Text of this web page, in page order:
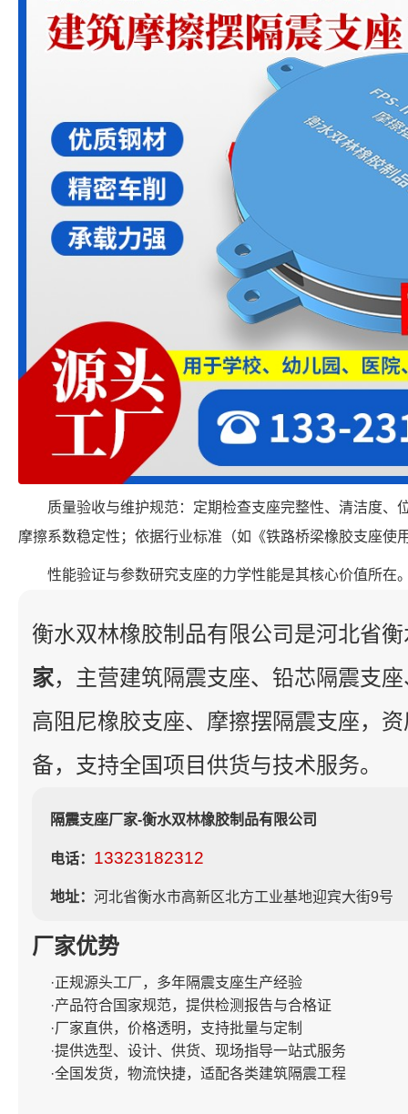
质量验收与维护规范：定期检查支座完整性、清洁度、
摩擦系数稳定性；依据行业标准（如《铁路桥梁橡胶支座使
性能验证与参数研究支座的力学性能是其核心价值所在
衡水双林橡胶制品有限公司是河北省
家，主营建筑隔震支座、铅芯隔震支
高阻尼橡胶支座、摩擦摆隔震支座，
备，支持全国项目供货与技术服务。
隔震支座厂家-衡水双林橡胶制品有限公司
电话： 13323182312
地址： 河北省衡水市高新区北方工业基地迎宾大街9号
厂家优势
·正规源头工厂，多年隔震支座生产经验
·产品符合国家规范，提供检测报告与合格证
·厂家直供，价格透明，支持批量与定制
·提供选型、设计、供货、现场指导一站式服务
·全国发货，物流快捷，适配各类建筑隔震工程